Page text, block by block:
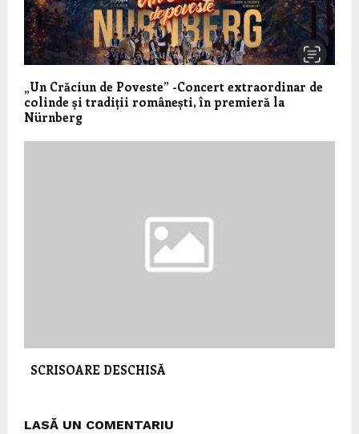
„Un Crăciun de Poveste” -Concert extraordinar de
colinde și tradiții românești, în premieră la
Nürnberg
SCRISOARE DESCHISĂ
LASĂ UN COMENTARIU